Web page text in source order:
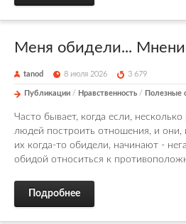
Меня обидели...
tanod 8 июля 2026 3 679
Публикации / Нравственность / Полезные
Часто бывает, когда если,
людей построить отношения, и они,
их когда-то обидели, начинают -
обидой относиться к
Подробнее